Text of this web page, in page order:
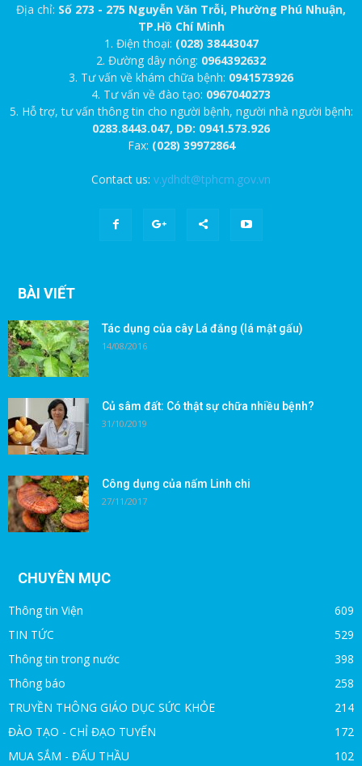
Địa chỉ: Số 273 - 275 Nguyễn Văn Trỗi, Phường Phú Nhuận,
TP.Hồ Chí Minh
1. Điện thoại: (028) 38443047
2. Đường dây nóng: 0964392632
3. Tư vấn về khám chữa bệnh: 0941573926
4. Tư vấn về đào tạo: 0967040273
5. Hỗ trợ, tư vấn thông tin cho người bệnh, người nhà người bệnh:
0283.8443.047, DĐ: 0941.573.926
Fax: (028) 39972864
Contact us: v.ydhdt@tphcm.gov.vn
BÀI VIẾT
Tác dụng của cây Lá đắng (lá mật gấu)
14/08/2016
Củ sâm đất: Có thật sự chữa nhiều bệnh?
31/10/2019
Công dụng của nấm Linh chi
27/11/2017
CHUYÊN MỤC
Thông tin Viện
609
TIN TỨC
529
Thông tin trong nước
398
Thông báo
258
TRUYỀN THÔNG GIÁO DỤC SỨC KHỎE
214
ĐÀO TẠO - CHỈ ĐẠO TUYẾN
172
MUA SẮM - ĐẤU THẦU
102